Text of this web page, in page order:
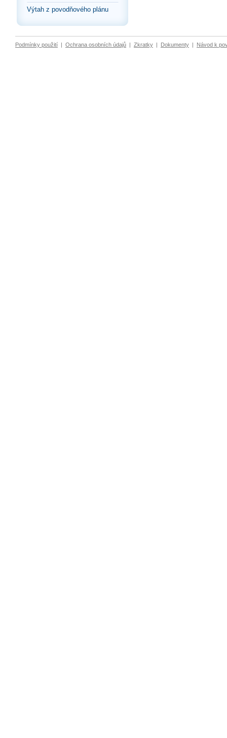
Výtah z povodňového plánu
Podmínky použití | Ochrana osobních údajů | Zkratky | Dokumenty | Návod k